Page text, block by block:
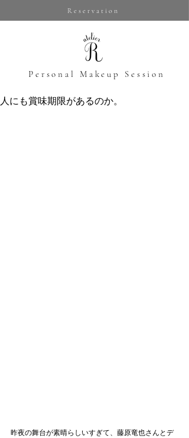
Reservation
​Personal Makeup Session
人にも賞味期限があるのか。
昨夜の舞台が素晴らしいすぎて、藤原竜也さんとデ